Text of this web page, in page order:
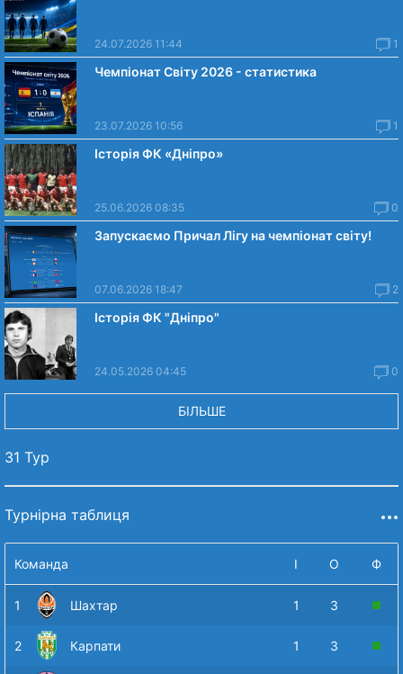
24.07.2026 11:44 1
Чемпіонат Світу 2026 - статистика
23.07.2026 10:56 1
Історія ФК «Дніпро»
25.06.2026 08:35 0
Запускаємо Причал Лігу на чемпіонат світу!
07.06.2026 18:47 2
Історія ФК "Дніпро"
24.05.2026 04:45 0
БІЛЬШЕ
31 Тур
Турнірна таблиця
Команда І О Ф
1 Шахтар 1 3
2 Карпати 1 3